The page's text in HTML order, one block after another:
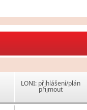
LONI: přihlášení/plán
přijmout